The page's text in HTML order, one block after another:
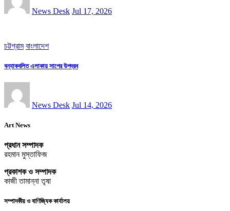
News Desk Jul 17, 2026
চট্টগ্রাম বাংলাদেশ
বন্যাকবলিত এলাকায় সাপের উপদ্রব
News Desk Jul 14, 2026
Art News
প্রধান সম্পাদক
রহমান মুস্তাফিজ
প্রকাশক ও সম্পাদক
কাজী তামান্না তৃষা
সম্পাদকীয় ও বাণিজ্যিক কার্যালয়